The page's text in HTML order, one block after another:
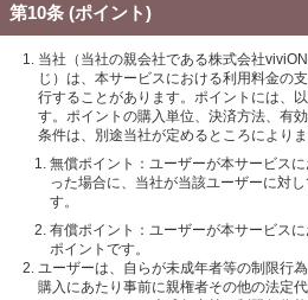
第10条 (ポイント)
当社（当社の親会社である株式会社
じ）は、本サービスにおける利用料金の
行することがあります。ポイントには、
す。ポイントの購入単位、決済方法、有
条件は、別途当社が定めるところによりま
無償ポイント：ユーザーが本サービス
った場合に、当社が当該ユーザーに対
す。
有償ポイント：ユーザーが本サービス
ポイントです。
ユーザーは、自らが未成年者等の制限行
購入にあたり事前に親権者その他の法定